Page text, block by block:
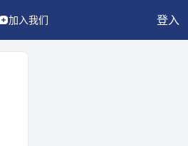
加入我们 登入